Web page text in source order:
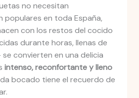
no necesitan
populares en toda España,
con los restos del cocido
durante horas, llenas de
convierten en una delicia
intenso, reconfortante y lleno
bocado tiene el recuerdo de